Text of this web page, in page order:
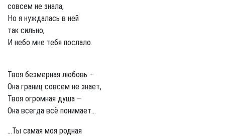
совсем не знала,
Но я нуждалась в ней
так сильно,
И небо мне тебя послало.
Твоя безмерная любовь –
Она границ совсем не знает,
Твоя огромная душа –
Она всегда всё понимает...
...Ты самая моя родная